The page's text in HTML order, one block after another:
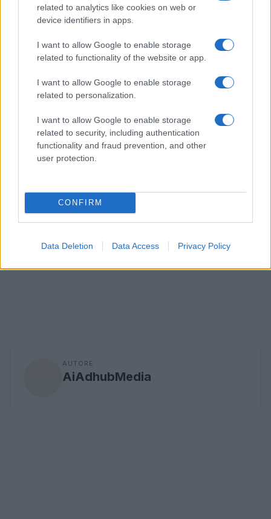
related to analytics like cookies on web or
device identifiers in apps.
I want to allow Google to enable storage
related to functionality of the website or app.
I want to allow Google to enable storage
related to personalization.
I want to allow Google to enable storage
related to security, including authentication
functionality and fraud prevention, and other
user protection.
CONFIRM
Data Deletion Data Access Privacy Policy
sia un principiante curioso o un esperto pasticcere,
questa impastatrice è progettata per adattarsi a
ogni livello di abilità. Con la sua capacità di
affrontare impasti di diverse consistenze, ti
permetterà di esplorare e sperimentare nuove
ricette con facilità. Non è mai stato così divertente
AUTORE
AiAdhubMedia